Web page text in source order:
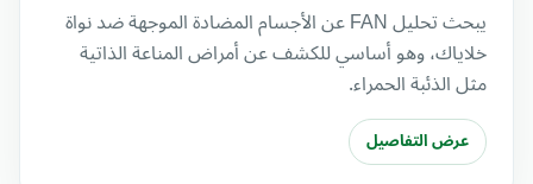
يبحث تحليل FAN عن الأجسام المضادة الموجهة ضد نواة
خلاياك، وهو أساسي للكشف عن أمراض المناعة الذاتية
مثل الذئبة الحمراء.
عرض التفاصيل